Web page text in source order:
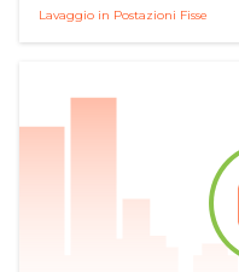
Lavaggio in Postazioni Fisse